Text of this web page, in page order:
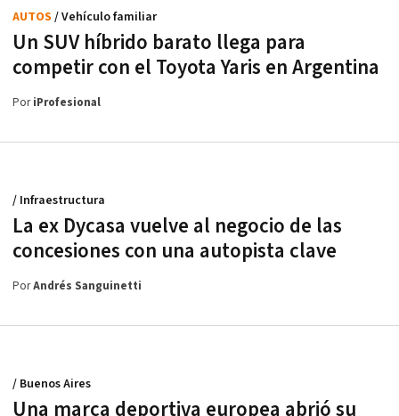
Un SUV híbrido barato llega para
competir con el Toyota Yaris en Argentina
AUTOS / Vehículo familiar
PoriProfesional
La ex Dycasa vuelve al negocio de las
concesiones con una autopista clave
/ Infraestructura
PorAndrés Sanguinetti
Una marca deportiva europea abrió su
/ Buenos Aires